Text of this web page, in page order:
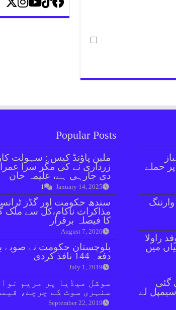
Popular Posts
ملین پاؤنڈ کیس : سہولت
زرداری نے کی مگر سزا
دی جارہی ہے، علیمہ خان
January 14, 2025
1
سندھ حکومت اور گڈز
مذاکرات ناکام،کل سے ملک
کا فیصلہ برقرار
August 7, 2026
بلوچستان حکومت نے صوبے
دفعہ 144 نافذ کردی
July 1, 2019
سوشل میڈیا پر مریم
سنہری سوٹ کے چرچے،
September 22, 2019
حملے
راولا
میں
گئی
لے